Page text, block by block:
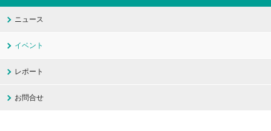
ニュース
イベント
レポート
お問合せ